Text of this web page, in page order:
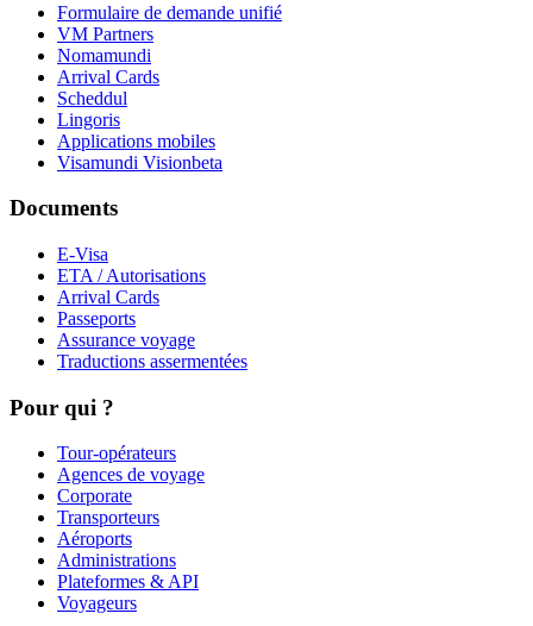
Formulaire de demande unifié
VM Partners
Nomamundi
Arrival Cards
Scheddul
Lingoris
Applications mobiles
Visamundi Visionbeta
Documents
E-Visa
ETA / Autorisations
Arrival Cards
Passeports
Assurance voyage
Traductions assermentées
Pour qui ?
Tour-opérateurs
Agences de voyage
Corporate
Transporteurs
Aéroports
Administrations
Plateformes & API
Voyageurs